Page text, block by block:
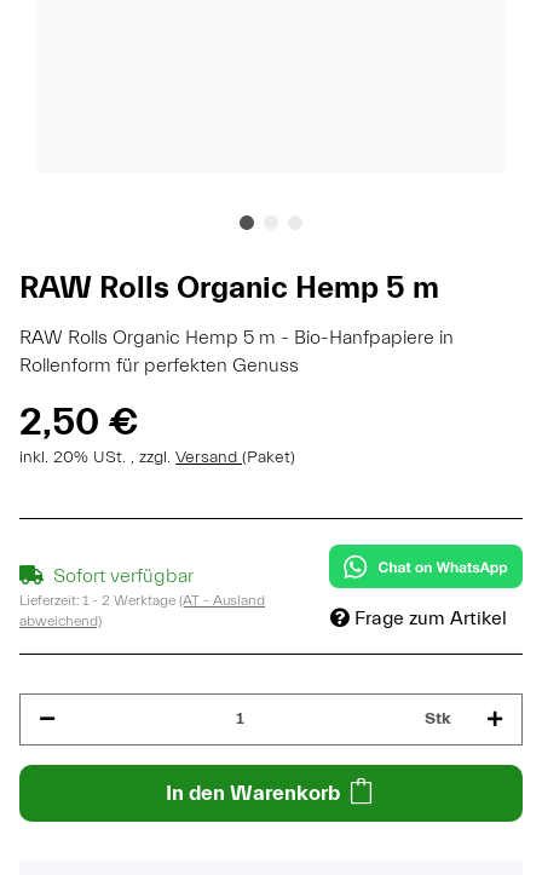
RAW Rolls Organic Hemp 5 m
RAW Rolls Organic Hemp 5 m - Bio-Hanfpapiere in
Rollenform für perfekten Genuss
2,50 €
inkl. 20% USt. , zzgl. Versand (Paket)
Sofort verfügbar
Lieferzeit: 1 - 2 Werktage (AT - Ausland
abweichend)
Frage zum Artikel
Stk
In den Warenkorb